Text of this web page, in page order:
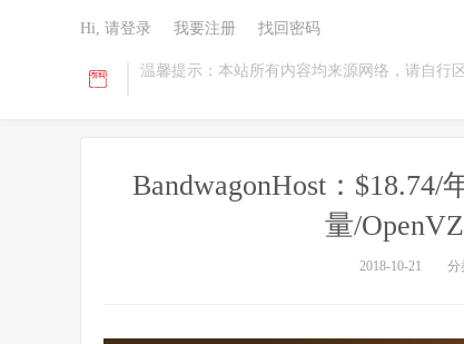
温馨提示：本站所有内容均来源网络，请自行
Hi, 请登录 我要注册 找回密码
BandwagonHost：$18.74/
量/
2018-10-21 分